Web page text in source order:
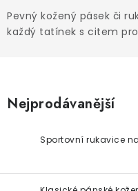
DOPLŇKY
Pevný kožený pásek či
každý tatínek s citem
Nejprodávanější
Sportovní rukavice